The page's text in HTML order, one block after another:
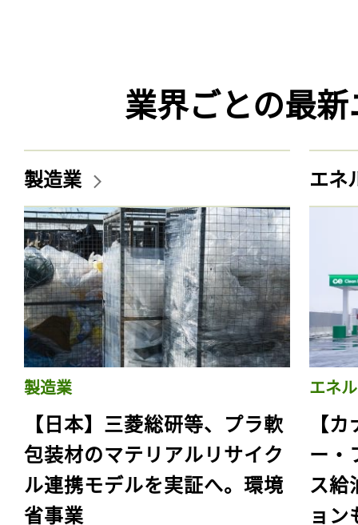
業界ごとの最
製造業
製造業
【日本】三菱総研等、プラ軟
包装材のマテリアルリサイク
ル連携モデルを実証へ。環境
省事業
エネ
エネ
【
ー・
ス給
ョン